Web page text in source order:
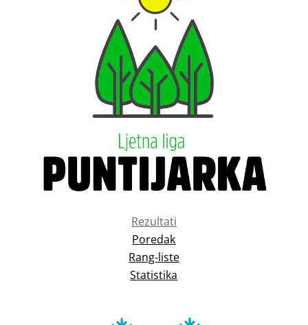
Rezultati
Poredak
Rang-liste
Statistika